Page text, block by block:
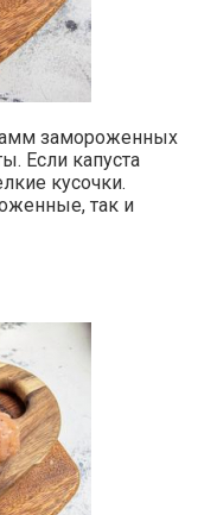
замороженных
Если капуста
кусочки.
так и